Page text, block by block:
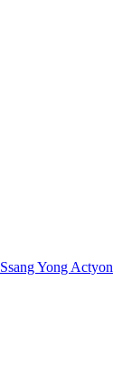
Ssang Yong Actyon